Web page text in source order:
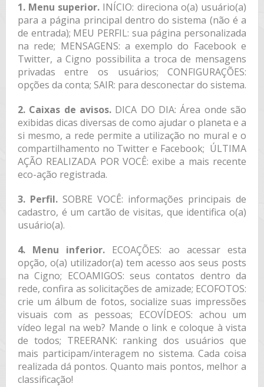
1. Menu superior. INÍCIO: direciona o(a) usuário(a)
para a página principal dentro do sistema (não é a
de entrada); MEU PERFIL: sua página personalizada
na rede; MENSAGENS: a exemplo do Facebook e
Twitter, a Cigno possibilita a troca de mensagens
privadas entre os usuários; CONFIGURAÇÕES:
opções da conta; SAIR: para desconectar do sistema.
2. Caixas de avisos.DICA DO DIA: Área onde são
exibidas dicas diversas de como ajudar o planeta e a
si mesmo, a rede permite a utilização no mural e o
compartilhamento no Twitter e Facebook; ÚLTIMA
AÇÃO REALIZADA POR VOCÊ: exibe a mais recente
eco-ação registrada.
3. Perfil.SOBRE VOCÊ: informações principais de
cadastro, é um cartão de visitas, que identifica o(a)
usuário(a).
4. Menu inferior.ECOAÇÕES: ao acessar esta
opção, o(a) utilizador(a) tem acesso aos seus posts
na Cigno; ECOAMIGOS: seus contatos dentro da
rede, confira as solicitações de amizade; ECOFOTOS:
crie um álbum de fotos, socialize suas impressões
visuais com as pessoas; ECOVÍDEOS: achou um
vídeo legal na web? Mande o link e coloque à vista
de todos; TREERANK: ranking dos usuários que
mais participam/interagem no sistema. Cada coisa
realizada dá pontos. Quanto mais pontos, melhor a
classificação!